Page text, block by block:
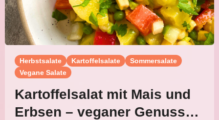
Herbstsalate Kartoffelsalate
Sommersalate
Vegane Salate
Kartoffelsalat mit Mais und
Erbsen – veganer Genuss